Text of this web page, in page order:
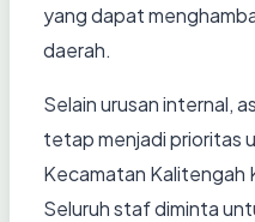
yang dapat
daerah.
Selain urusan internal,
tetap menjadi prioritas
Kecamatan Kalitengah
Seluruh staf diminta